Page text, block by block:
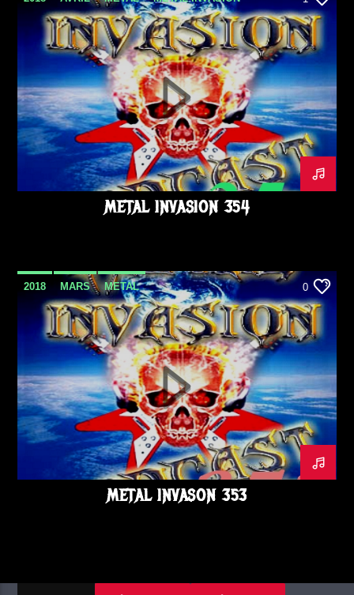
METAL INVASION PODCAST
METALINVASION PODCAST
METAL INVASION 354
2018 MARS METAL
METAL INVASION PODCAST
METALINVASION PODCAST
0
METAL INVASON 353